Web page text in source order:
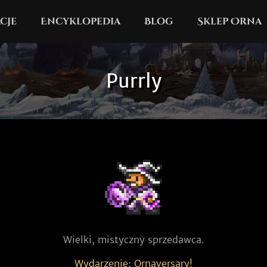
Encyklopedia Blog Sklep Orna
Purrly
Wielki, mistyczny sprzedawca.
Wydarzenie: Ornaversary!